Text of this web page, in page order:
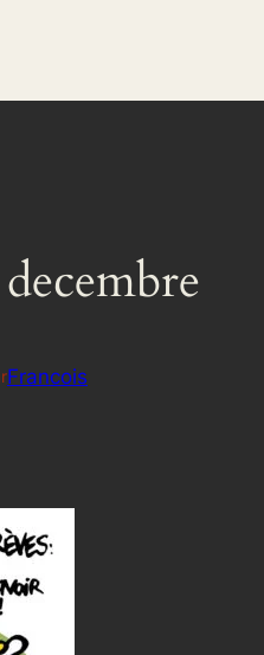
Francois